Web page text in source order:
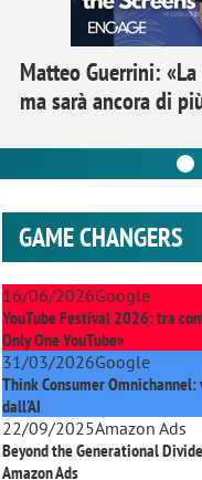
Matteo Guerrini:
ma sarà ancora di
GAME CHANGERS
16/06/2026Google
YouTube Festival 2026: tra
Only One YouTube»
31/03/2026Google
Think Consumer
dall'AI
22/09/2025Amazon Ads
Beyond the Generational
Amazon Ads